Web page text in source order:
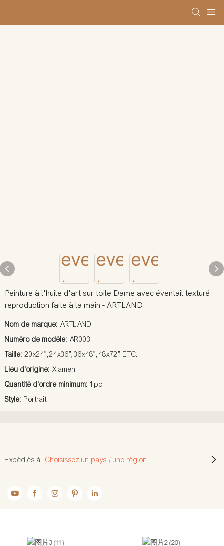
Peinture à l'huile d'art sur toile Dame avec éventail texturé
reproduction faite à la main - ARTLAND
Nom de marque: ARTLAND
Numéro de modèle: AR003
Taille:20x24”,24x36”,36x48”,48x72” ETC.
Lieu d'origine: Xiamen
Quantité d'ordre minimum:1pc
Style: Portrait
Expédiés à: Choisissez un pays / une région